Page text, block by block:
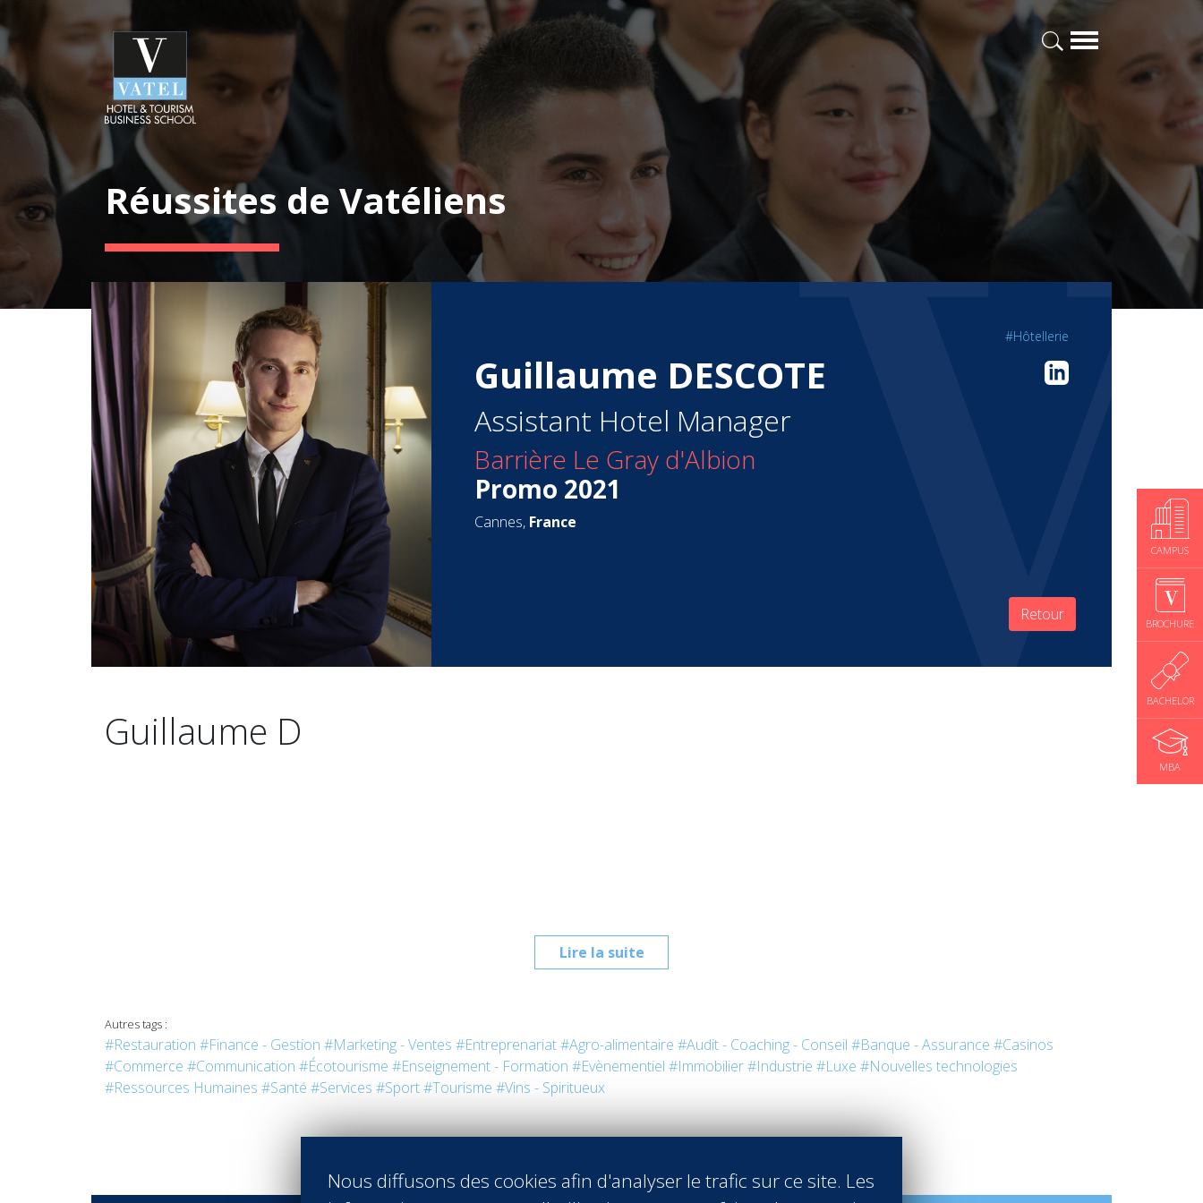
CAMPUS
BROCHURE
BACHELOR
MBA
Réussites de Vatéliens
#Hôtellerie
Guillaume DESCOTE
Assistant Hotel Manager
Barrière Le Gray d'Albion
Promo 2021
Cannes, France
Retour
Lire la suite
Guillaume D
Autres tags :
#Restauration #Finance - Gestion #Marketing - Ventes #Entreprenariat#Agro-alimentaire #Audit - Coaching - Conseil #Banque - Assurance #Casinos
#Commerce #Communication #Écotourisme #Enseignement - Formation #Evènementiel #Immobilier#Industrie #Luxe #Nouvelles technologies
#Ressources Humaines #Santé #Services #Sport#Tourisme #Vins - Spiritueux
Nous diffusons des cookies afin d'analyser le trafic sur ce site. Les